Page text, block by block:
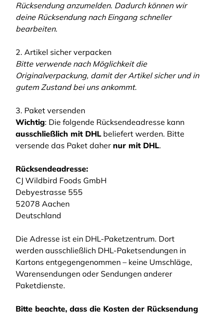
Rücksendung anzumelden. Dadurch können wir
deine Rücksendung nach Eingang schneller
bearbeiten.
2. Artikel sicher verpacken
Bitte verwende nach Möglichkeit die
Originalverpackung, damit der Artikel sicher und in
gutem Zustand bei uns ankommt.
3. Paket versenden
Wichtig: Die folgende Rücksendeadresse kann
ausschließlich mit DHL beliefert werden. Bitte
versende das Paket daher nur mit DHL.
Rücksendeadresse:
CJ Wildbird Foods GmbH
Debyestrasse 555
52078 Aachen
Deutschland
Die Adresse ist ein DHL-Paketzentrum. Dort
werden ausschließlich DHL-Paketsendungen in
Kartons entgegengenommen – keine Umschläge,
Warensendungen oder Sendungen anderer
Paketdienste.
Bitte beachte, dass die Kosten der Rücksendung